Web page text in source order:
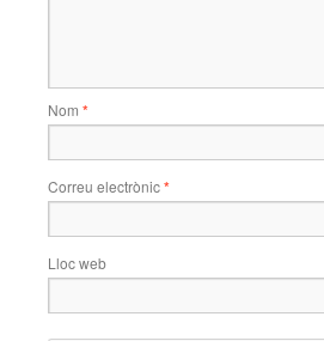
Nom *
Correu electrònic*
Lloc web